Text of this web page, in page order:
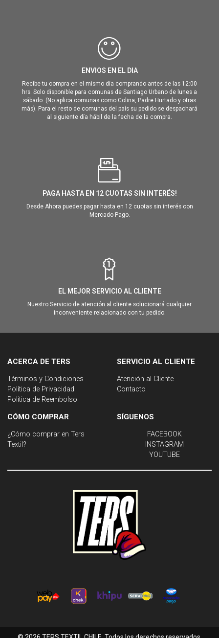
ENVIOS EN EL DIA
Recibe tu compra en el mismo día comprando antes de las 12:00
hrs. Solo disponible para comunas de Santiago Urbano de lunes a
sábado. (No aplica comunas como Colina, Padre Hurtado y otras
más). Para el resto de comunas del país su pedido se despachará
al siguiente día hábil de la fecha de la compra.
PAGA HASTA EN 12 CUOTAS SIN INTERÉS!
Desde Ahora puedes pagar hasta en 12 cuotas sin interés con
Mercado Pago.
EL MEJOR SERVICIO AL CLIENTE
Nuestro Servicio de atención al cliente solucionará cualquier
inconveniente relacionado con tu pedido.
ACERCA DE TERS
Términos y Condiciones
Política de Privacidad
Política de Reembolso
SERVICIO AL CLIENTE
Atención al Cliente
Contacto
CÓMO COMPRAR
¿Cómo comprar en Ters
Textil?
SÍGUENOS
FACEBOOK
INSTAGRAM
YOUTUBE